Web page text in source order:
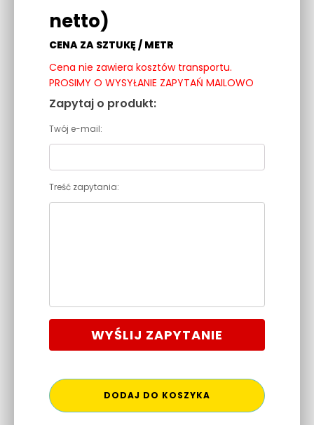
netto)
CENA ZA SZTUKĘ / METR
Cena nie zawiera kosztów transportu.
PROSIMY O WYSYŁANIE ZAPYTAŃ MAILOWO
Zapytaj o produkt:
Twój e-mail:
Treść zapytania:
WYŚLIJ ZAPYTANIE
DODAJ DO KOSZYKA